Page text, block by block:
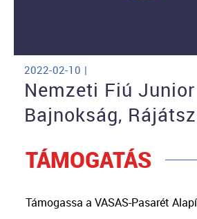
2022-02-10 |
Nemzeti Fiú Junior
Bajnokság,
TÁMOGATÁS
Támogassa a VASAS-Pasarét